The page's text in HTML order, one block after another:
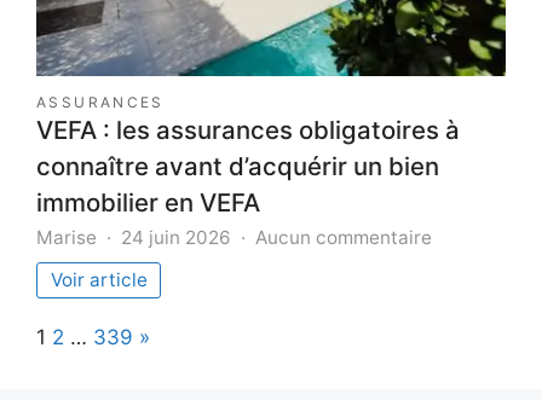
ASSURANCES
VEFA : les assurances obligatoires à
connaître avant d’acquérir un bien
immobilier en VEFA
Marise 24 juin 2026 Aucun commentaire
Voir article
Page:
1 2 … 339 Next
»